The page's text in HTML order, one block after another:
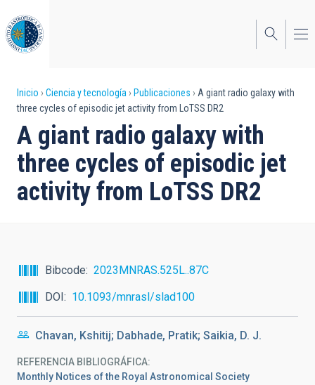
al
contenido
principal
Sobrescribir
enlaces
de
ayuda
a
Inicio Ciencia y tecnología Publicaciones
A giant radio galaxy with
three cycles of episodic jet activity from LoTSS DR2
A giant radio galaxy with
three cycles of episodic jet
activity from LoTSS DR2
Bibcode
2023MNRAS.525L..87C
DOI
10.1093/mnrasl/slad100
Chavan, Kshitij; Dabhade, Pratik; Saikia, D. J.
REFERENCIA BIBLIOGRÁFICA
Monthly Notices of the Royal Astronomical Society